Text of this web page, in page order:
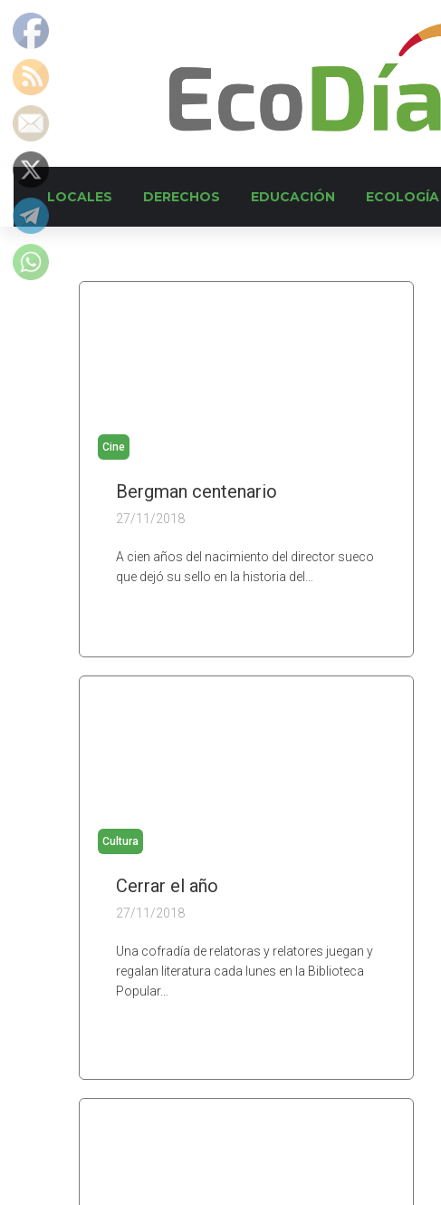
LOCALES DERECHOS EDUCACIÓN ECOLOGÍA
Cine
Bergman centenario
27/11/2018
A cien años del nacimiento del director sueco
que dejó su sello en la historia del…
Cultura
Cerrar el año
27/11/2018
Una cofradía de relatoras y relatores juegan y
regalan literatura cada lunes en la Biblioteca
Popular…